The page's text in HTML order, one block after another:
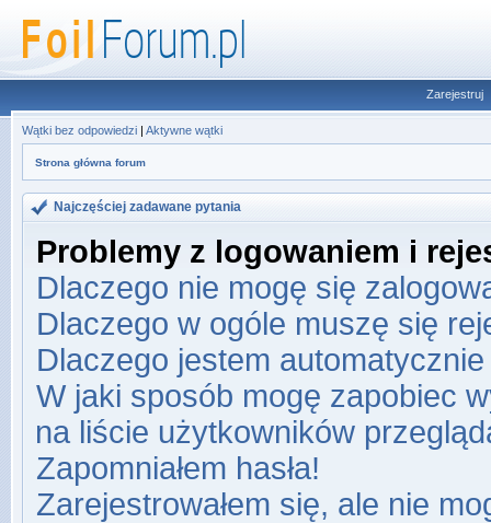
Zarejestruj
Wątki bez odpowiedzi | Aktywne wątki
Strona główna forum
Najczęściej zadawane pytania
Problemy z logowaniem i
Dlaczego nie mogę się
Dlaczego w ogóle muszę się
Dlaczego jestem
W jaki sposób mogę zapobiec
na liście użytkowników
Zapomniałem hasła!
Zarejestrowałem się, ale nie